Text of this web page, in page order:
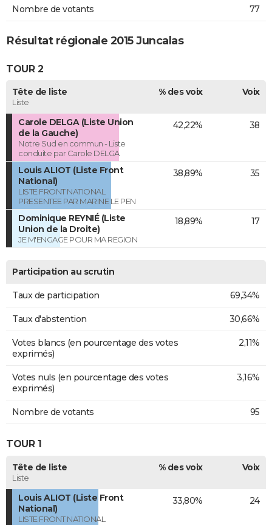
Nombre de votants 77
Résultat régionale 2015 Juncalas
TOUR 2
Tête de liste
Liste
% des voix Voix
Carole DELGA (Liste Union
de la Gauche)
Notre Sud en commun - Liste
conduite par Carole DELGA
42,22% 38
Louis ALIOT (Liste Front
National)
LISTE FRONT NATIONAL
PRESENTEE PAR MARINE LE PEN
38,89% 35
Dominique REYNIÉ (Liste
Union de la Droite)
JE M'ENGAGE POUR MA REGION
18,89% 17
Participation au scrutin
Taux de participation 69,34%
Taux d'abstention 30,66%
Votes blancs (en pourcentage des votes
exprimés)
2,11%
Votes nuls (en pourcentage des votes
exprimés)
3,16%
Nombre de votants 95
TOUR 1
Tête de liste
Liste
% des voix Voix
Louis ALIOT (Liste Front
National)
LISTE FRONT NATIONAL
33,80% 24